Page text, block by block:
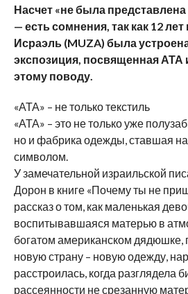
Насчет «не была
— есть сомнения, так как 12
Исраэль (MUZA) была
экспозиция, посвященная АТА
этому поводу.
«АТА» – не только текстиль
«АТА» – это не только уже
но и фабрика одежды, ставшая
символом.
У замечательной израильской
Дорон в книге «Почему ты не
рассказ о том, как маленькая
воспитывавшаяся матерью в
богатом американском
новую страну – новую одежду,
расстроилась, когда разглядела
рассеянности не срезанную